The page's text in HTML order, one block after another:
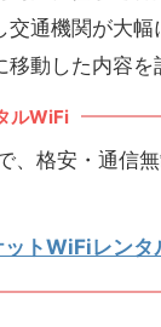
通機関が大
動した内容を
ルWiFi
、格安・通信
ットWiFiレンタ